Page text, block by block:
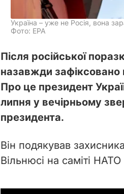
Україна – уже не Росія, вона
Фото: ЕРА
Після російської
назавжди зафіксовано
Про це президент
липня у вечірньому
президента.
Він подякував
Вільнюсі на саміті